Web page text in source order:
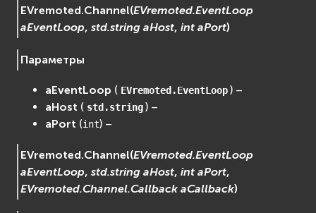
EVremoted.Channel(EVremoted.EventLoop
aEventLoop,std.string aHost,int aPort)
Параметры
aEventLoop ( EVremoted.EventLoop ) –
aHost ( std.string ) –
aPort (int) –
EVremoted.Channel(EVremoted.EventLoop
aEventLoop,std.string aHost,int aPort,
EVremoted.Channel.Callback aCallback)